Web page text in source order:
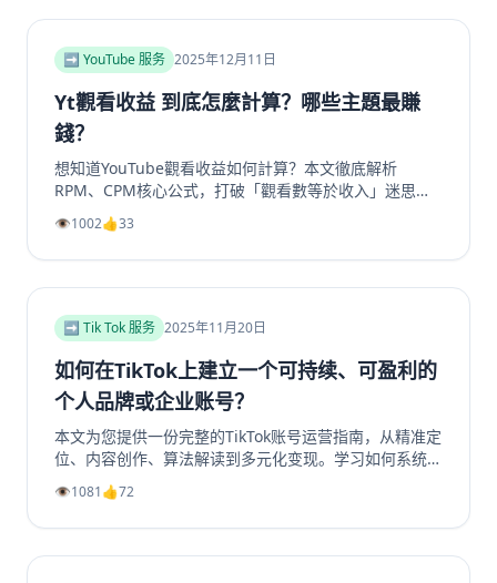
➡️ YouTube 服务 2025年12月11日
Yt觀看收益 到底怎麼計算？哪些主題最賺
錢？
想知道YouTube觀看收益如何計算？本文徹底解析
RPM、CPM核心公式，打破「觀看數等於收入」迷思。
深入剖析2025年最具「錢」景的五大內容主題，如金融
投資、科技評測為何CPM最高。更提供超越廣告的多元
變現策略，從頻道會員到品牌合作一次掌握。無論是新手
即了解如何提升你的YouTube视频收益！
👁️1002👍33
➡️ Tik Tok 服务 2025年11月20日
如何在TikTok上建立一个可持续、可盈利的
个人品牌或企业账号？
本文为您提供一份完整的TikTok账号运营指南，从精准定
位、内容创作、算法解读到多元化变现。学习如何系统性
地构建一个具有持久生命力和盈利能力的TikTok个人品牌
或企业账号，避免常见陷阱，实现商业增长。掌握核心策
略，玩转TikTok营销。
👁️1081👍72